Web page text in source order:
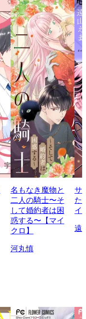
名もなき魔物と
二人の騎士〜そ
して婚約者は困
惑する〜【マイ
クロ】
河丸慎
サ
た
イ
遠